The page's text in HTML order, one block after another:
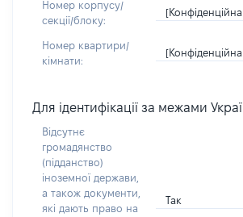
Номер корпусу/
секції/блоку:
Номер квартири/
кімнати:
Для ідентифікації за межами
Відсутнє
громадянство
(підданство)
іноземної держави,
а також документи,
які дають право на
Так